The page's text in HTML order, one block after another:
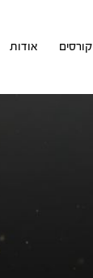
קורסים אודות